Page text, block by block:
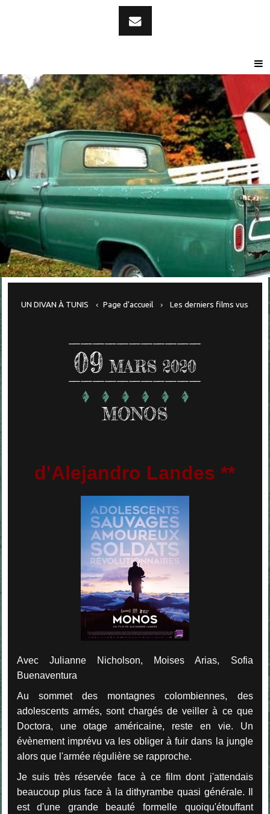
UN DIVAN À TUNIS Page d'accueil Les derniers films vus
09 MARS 2020
MONOS
d'Alejandro Landes **
Avec Julianne Nicholson, Moises Arias, Sofia
Buenaventura
Au sommet des montagnes colombiennes, des
adolescents armés, sont chargés de veiller à ce que
Doctora, une otage américaine, reste en vie. Un
évènement imprévu va les obliger à fuir dans la jungle
alors que l'armée régulière se rapproche.
Je suis très réservée face à ce film dont j'attendais
beaucoup plus face à la dithyrambe quasi générale. Il
est d'une grande beauté formelle quoiqu'étouffant